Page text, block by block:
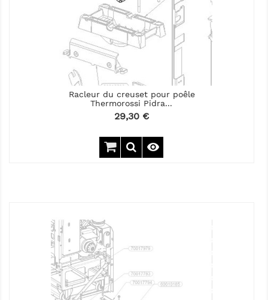
Racleur du creuset pour poêle
Thermorossi Pidra...
Prix
29,30 €
